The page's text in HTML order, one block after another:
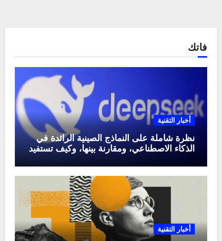
فاتك
أخبار التقنية
نظرة شاملة على النماذج الصينية الرائدة في
الذكاء الاصطناعي، ومقارنة بينها، وكيف تستفيد
أخبار التقنية